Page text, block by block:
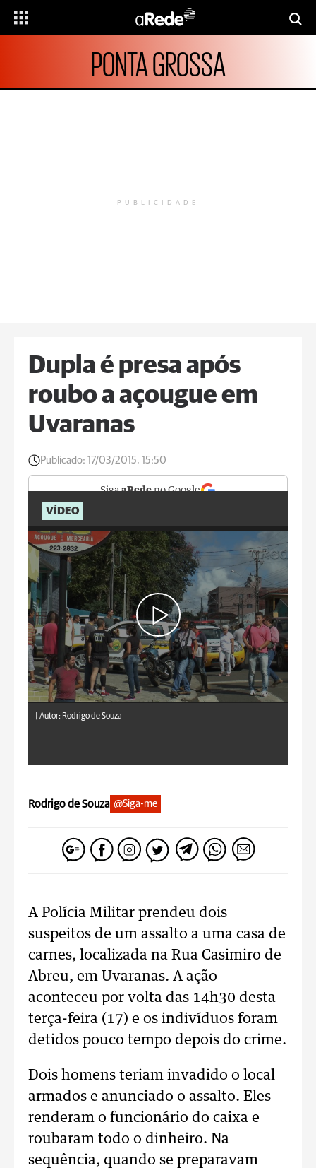
PONTA GROSSA
PUBLICIDADE
Dupla é presa após
roubo a açougue em
Uvaranas
Publicado: 17/03/2015, 15:50
SigaaRedeno Google
VÍDEO
Autor: Rodrigo de Souza
Rodrigo de Souza @Siga-me
A Polícia Militar prendeu dois
suspeitos de um assalto a uma casa de
carnes, localizada na Rua Casimiro de
Abreu, em Uvaranas. A ação
aconteceu por volta das 14h30 desta
terça-feira (17) e os indivíduos foram
detidos pouco tempo depois do crime.
Dois homens teriam invadido o local
armados e anunciado o assalto. Eles
renderam o funcionário do caixa e
roubaram todo o dinheiro. Na
sequência, quando se preparavam